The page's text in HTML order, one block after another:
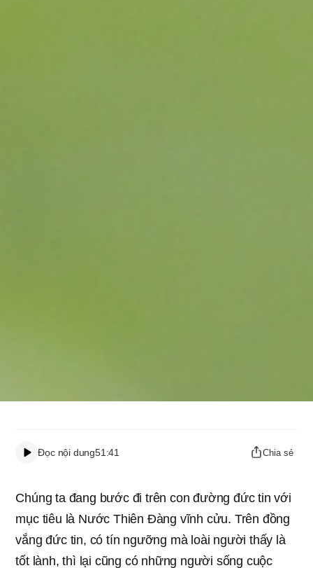
Đọc nội dung51:41 Chia sẻ
Chúng ta đang bước đi trên con đường đức tin với
mục tiêu là Nước Thiên Đàng vĩnh cửu. Trên đồng
vắng đức tin, có tín ngưỡng mà loài người thấy là
tốt lành, thì lại cũng có những người sống cuộc